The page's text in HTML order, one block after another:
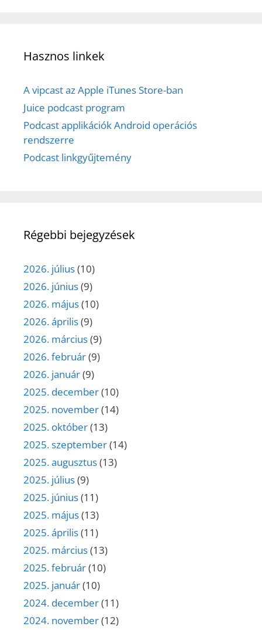
Hasznos linkek
A vipcast az Apple iTunes Store-ban
Juice podcast program
Podcast applikációk Android operációs
rendszerre
Podcast linkgyűjtemény
Régebbi bejegyzések
2026. július(10)
2026. június(9)
2026. május(10)
2026. április(9)
2026. március(9)
2026. február(9)
2026. január(9)
2025. december(10)
2025. november(14)
2025. október(13)
2025. szeptember(14)
2025. augusztus(13)
2025. július(9)
2025. június(11)
2025. május(13)
2025. április(11)
2025. március(13)
2025. február(10)
2025. január(10)
2024. december(11)
2024. november(12)